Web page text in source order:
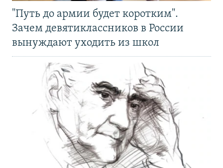
"Путь до армии будет коротким".
Зачем девятиклассников в России
вынуждают уходить из школ